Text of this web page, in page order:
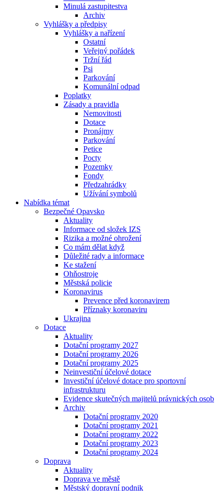
Minulá zastupitestva
Archiv
Vyhlášky a předpisy
Vyhlášky a nařízení
Ostatní
Veřejný pořádek
Tržní řád
Psi
Parkování
Komunální odpad
Poplatky
Zásady a pravidla
Nemovitosti
Dotace
Pronájmy
Parkování
Petice
Pocty
Pozemky
Fondy
Předzahrádky
Užívání symbolů
Nabídka témat
Bezpečné Opavsko
Aktuality
Informace od složek IZS
Rizika a možné ohrožení
Co mám dělat když
Důležité rady a informace
Ke stažení
Ohňostroje
Městská policie
Koronavirus
Prevence před koronavirem
Příznaky koronaviru
Ukrajina
Dotace
Aktuality
Dotační programy 2027
Dotační programy 2026
Dotační programy 2025
Neinvestiční účelové dotace
Investiční účelové dotace pro sportovní
infrastrukturu
Evidence skutečných majitelů právnických osob
Archiv
Dotační programy 2020
Dotační programy 2021
Dotační programy 2022
Dotační programy 2023
Dotační programy 2024
Doprava
Aktuality
Doprava ve městě
Městský dopravní podnik